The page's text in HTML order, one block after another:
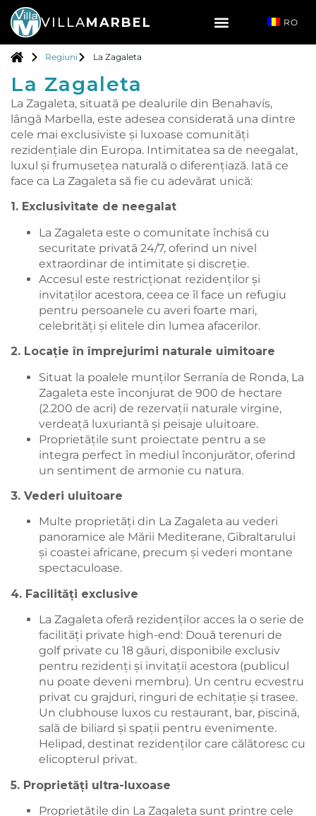
VILLAMARBEL RO
Regiuni La Zagaleta
La Zagaleta
La Zagaleta, situată pe dealurile din Benahavís,
lângă Marbella, este adesea considerată una dintre
cele mai exclusiviste și luxoase comunități
rezidențiale din Europa. Intimitatea sa de neegalat,
luxul și frumusețea naturală o diferențiază. Iată ce
face ca La Zagaleta să fie cu adevărat unică:
1. Exclusivitate de neegalat
La Zagaleta este o comunitate închisă cu
securitate privată 24/7, oferind un nivel
extraordinar de intimitate și discreție.
Accesul este restricționat rezidenților și
invitaților acestora, ceea ce îl face un refugiu
pentru persoanele cu averi foarte mari,
celebrități și elitele din lumea afacerilor.
2. Locație în împrejurimi naturale uimitoare
Situat la poalele munților Serranía de Ronda, La
Zagaleta este înconjurat de 900 de hectare
(2.200 de acri) de rezervații naturale virgine,
verdeață luxuriantă și peisaje uluitoare.
Proprietățile sunt proiectate pentru a se
integra perfect în mediul înconjurător, oferind
un sentiment de armonie cu natura.
3. Vederi uluitoare
Multe proprietăți din La Zagaleta au vederi
panoramice ale Mării Mediterane, Gibraltarului
și coastei africane, precum și vederi montane
spectaculoase.
4. Facilități exclusive
La Zagaleta oferă rezidenților acces la o serie de
facilități private high-end: Două terenuri de
golf private cu 18 găuri, disponibile exclusiv
pentru rezidenți și invitații acestora (publicul
nu poate deveni membru). Un centru ecvestru
privat cu grajduri, ringuri de echitație și trasee.
Un clubhouse luxos cu restaurant, bar, piscină,
sală de biliard și spații pentru evenimente.
Helipad, destinat rezidenților care călătoresc cu
elicopterul privat.
5. Proprietăți ultra-luxoase
Proprietățile din La Zagaleta sunt printre cele